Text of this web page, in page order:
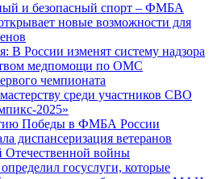
и безопасный спорт – ФМБА
новые возможности для
В России изменят систему надзора
медпомощи по ОМС
чемпионата
среди участников СВО
2025»
Победы в ФМБА России
диспансеризация ветеранов
Отечественной войны
госуслуги, которые